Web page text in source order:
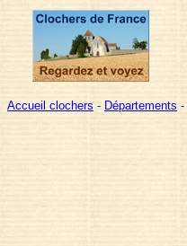
Accueil clochers - Départements -